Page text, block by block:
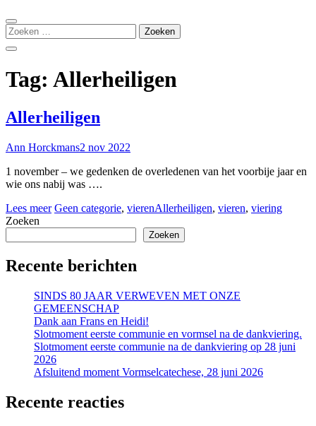
Zoeken
naar:
Tag: Allerheiligen
Allerheiligen
Ann Horckmans2 nov 2022
1 november – we gedenken de overledenen van het voorbije jaar en
wie ons nabij was ….
Lees meer Geen categorie, vierenAllerheiligen, vieren, viering
Zoeken
Zoeken
Recente berichten
SINDS 80 JAAR VERWEVEN MET ONZE
GEMEENSCHAP
Dank aan Frans en Heidi!
Slotmoment eerste communie en vormsel na de dankviering.
Slotmoment eerste communie na de dankviering op 28 juni
2026
Afsluitend moment Vormselcatechese, 28 juni 2026
Recente reacties